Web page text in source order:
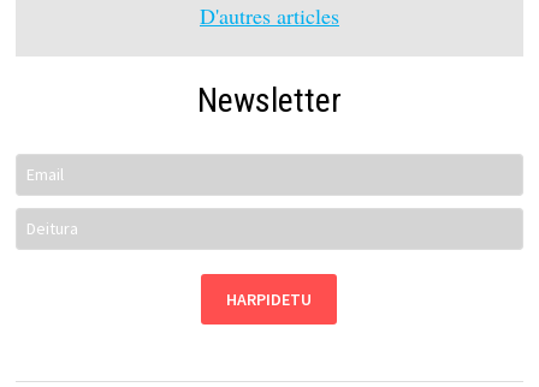
D'autres articles
Newsletter